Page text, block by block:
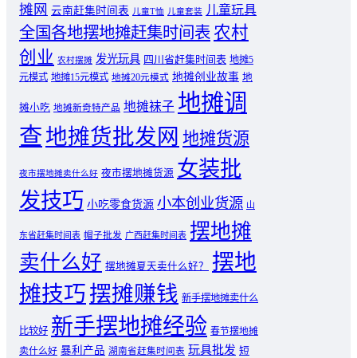
摊网 云南赶集时间表 儿童T恤 儿童套装 儿童玩具
全国各地摆地摊赶集时间表 农村
创业 农村摆摊 发光玩具 四川省赶集时间表 地摊5
元模式 地摊15元模式 地摊20元模式 地摊创业故事 地
摊小吃 地摊新奇特产品 地摊袜子 地摊调
查地摊货批发网 地摊货源
夜市摆地摊卖什么好 夜市摆地摊货源 女装批
发技巧 小吃零食货源 小本创业货源 山
东省赶集时间表 帽子批发 广西赶集时间表 摆地摊
卖什么好 摆地摊夏天卖什么好？
摆地
摊技巧摆摊赚钱 新手摆地摊卖什么
比较好 新手摆地摊经验 春节摆地摊
卖什么好 暴利产品 湖南省赶集时间表 玩具批发 短